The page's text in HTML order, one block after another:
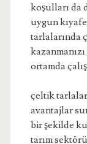
koşulları da
uygun
tarlalarında
ortamda
çeltik
avantajlar
bir şekilde
tarım